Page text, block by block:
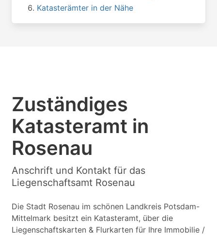
Katasterämter in der Nähe
Zuständiges
Katasteramt in
Rosenau
Anschrift und Kontakt für das
Liegenschaftsamt Rosenau
Die Stadt Rosenau im schönen Landkreis Potsdam-
Mittelmark besitzt ein Katasteramt, über die
Liegenschaftskarten & Flurkarten für Ihre Immobilie /